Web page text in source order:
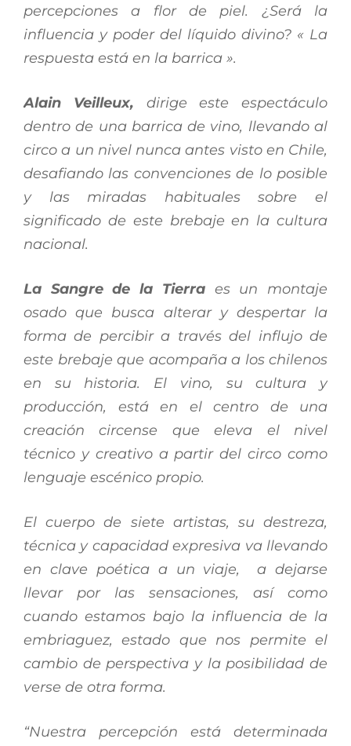
percepciones a flor de piel. ¿Será la
influencia y poder del líquido divino? « La
respuesta está en la barrica ».
Alain Veilleux, dirige este espectáculo
dentro de una barrica de vino, llevando al
circo a un nivel nunca antes visto en Chile,
desafiando las convenciones de lo posible
y las miradas habituales sobre el
significado de este brebaje en la cultura
nacional.
La Sangre de la Tierraes un montaje
osado que busca alterar y despertar la
forma de percibir a través del influjo de
este brebaje que acompaña a los chilenos
en su historia. El vino, su cultura y
producción, está en el centro de una
creación circense que eleva el nivel
técnico y creativo a partir del circo como
lenguaje escénico propio.
El cuerpo de siete artistas, su destreza,
técnica y capacidad expresiva va llevando
en clave poética a un viaje, a dejarse
llevar por las sensaciones, así como
cuando estamos bajo la influencia de la
embriaguez, estado que nos permite el
cambio de perspectiva y la posibilidad de
verse de otra forma.
“Nuestra percepción está determinada